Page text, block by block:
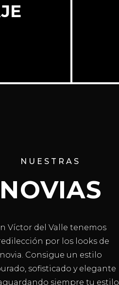
NUESTRAS
NOVIAS
Víctor del Valle tenemos
por los looks de
novia. Consigue un estilo
sofisticado y elegante
siempre tu estilo